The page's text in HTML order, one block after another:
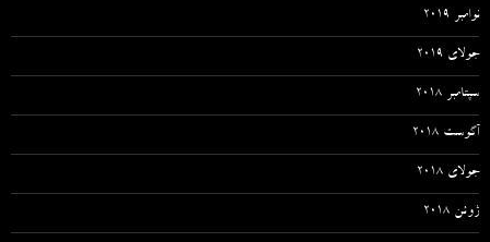
نوامبر 2019
جولای 2019
سپتامبر 2018
آگوست 2018
جولای 2018
ژوئن 2018